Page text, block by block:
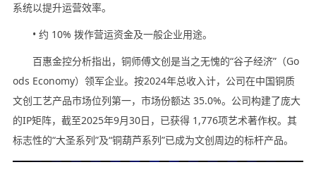
系统以提升运营效率。
• 约 10% 拨作营运资金及一般企业用途。
百惠金控分析指出，铜师傅文创是当之无愧的“谷子经济”（Go
ods Economy）领军企业。按2024年总收入计，公司在中国铜质
文创工艺产品市场位列第一，市场份额达 35.0%。公司构建了庞大
的IP矩阵，截至2025年9月30日，已获得 1,776项艺术著作权。其
标志性的“大圣系列”及“铜葫芦系列”已成为文创周边的标杆产品。